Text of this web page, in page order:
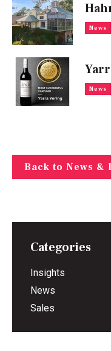
News
News
Back to News &
Categories
Insights
News
Sales